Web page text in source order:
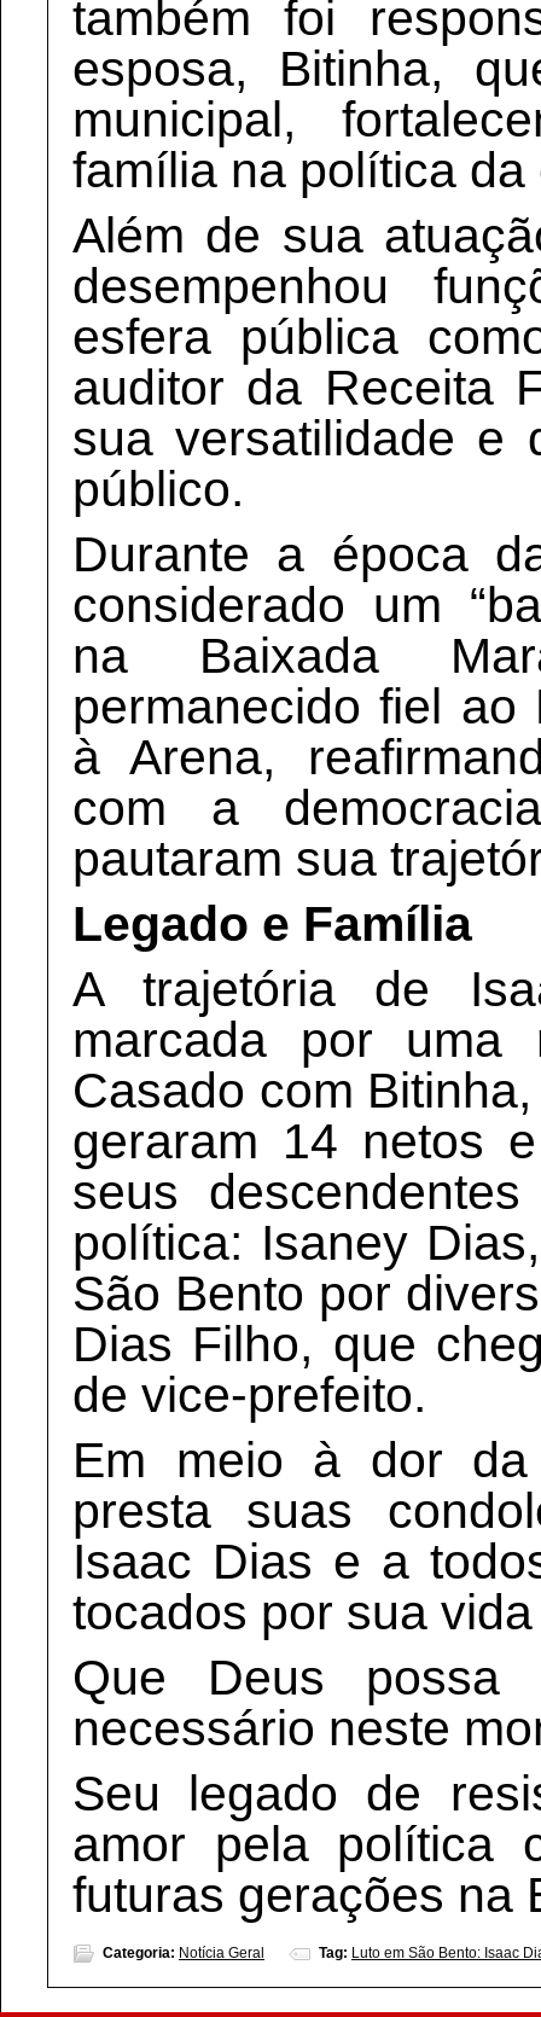
também foi
esposa, Bitinha,
municipal,
família na política da
Além de sua
desempenhou
esfera pública
auditor da Receita
sua versatilidade e
público.
Durante a época
considerado um
na Baixada
permanecido fiel ao
à Arena,
com a
pautaram sua
Legado e Família
A trajetória de
marcada por uma
Casado com
geraram 14 netos
seus
política: Isaney
São Bento por
Dias Filho, que
de vice-prefeito.
Em meio à dor
presta suas
Isaac Dias e a
tocados por sua
Que Deus possa
necessário neste
Seu legado de
amor pela política
futuras gerações na
Categoria: Notícia Geral Tag: Luto em São Bento: Isaac